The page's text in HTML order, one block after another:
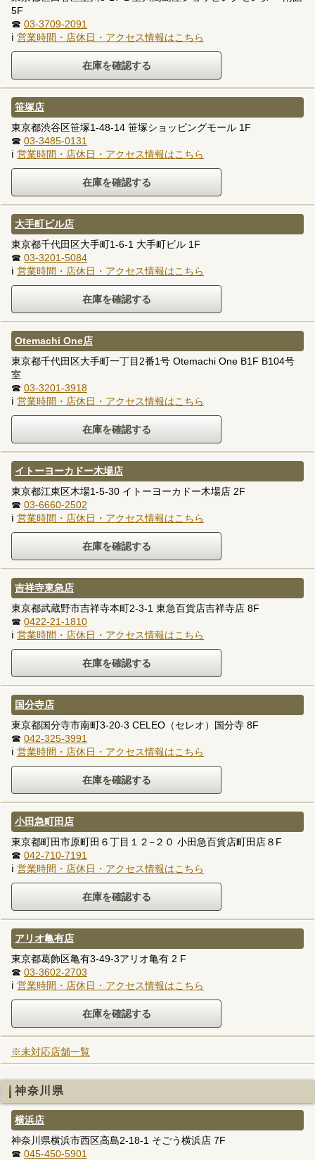
5F
☎ 03-3709-2091
ℹ 営業時間・店休日・アクセス情報はこちら
笹塚店
東京都渋谷区笹塚1-48-14 笹塚ショッピングモール 1F
☎ 03-3485-0131
ℹ 営業時間・店休日・アクセス情報はこちら
大手町ビル店
東京都千代田区大手町1-6-1 大手町ビル 1F
☎ 03-3201-5084
ℹ 営業時間・店休日・アクセス情報はこちら
Otemachi One店
東京都千代田区大手町一丁目2番1号 Otemachi One B1F B104号
室
☎ 03-3201-3918
ℹ 営業時間・店休日・アクセス情報はこちら
イトーヨーカドー木場店
東京都江東区木場1-5-30 イトーヨーカドー木場店 2F
☎ 03-6660-2502
ℹ 営業時間・店休日・アクセス情報はこちら
吉祥寺東急店
東京都武蔵野市吉祥寺本町2-3-1 東急百貨店吉祥寺店 8F
☎ 0422-21-1810
ℹ 営業時間・店休日・アクセス情報はこちら
国分寺店
東京都国分寺市南町3-20-3 CELEO（セレオ）国分寺 8F
☎ 042-325-3991
ℹ 営業時間・店休日・アクセス情報はこちら
小田急町田店
東京都町田市原町田６丁目１２−２０ 小田急百貨店町田店８F
☎ 042-710-7191
ℹ 営業時間・店休日・アクセス情報はこちら
アリオ亀有店
東京都葛飾区亀有3-49-3アリオ亀有 2 F
☎ 03-3602-2703
ℹ 営業時間・店休日・アクセス情報はこちら
※未対応店舗一覧
神奈川県
横浜店
神奈川県横浜市西区高島2-18-1 そごう横浜店 7F
☎ 045-450-5901